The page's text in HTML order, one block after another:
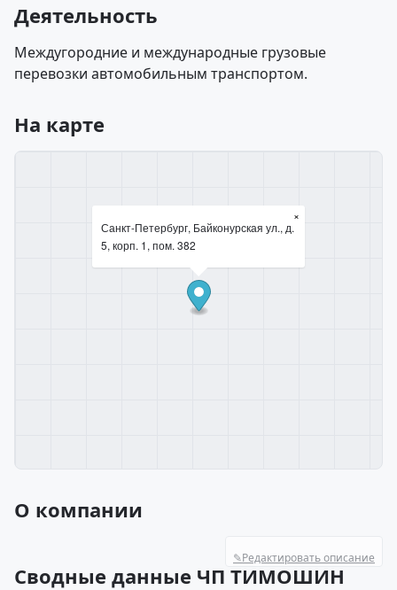
Деятельность
Междугородние и международные грузовые
перевозки автомобильным транспортом.
На карте
Санкт-Петербург, Байконурская ул., д.
5, корп. 1, пом. 382
×
О компании
✎Редактировать описание
Сводные данные ЧП ТИМОШИН